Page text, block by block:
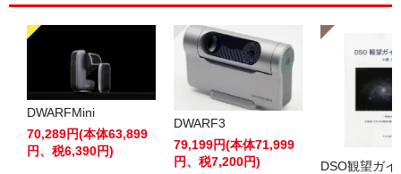
DWARFMini
70,289円(本体63,899
円、税6,390円)
DWARF3
79,199円(本体71,999
円、税7,200円)
DSO観望ガ